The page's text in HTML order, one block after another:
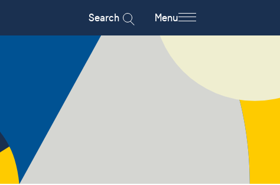
Search Menu